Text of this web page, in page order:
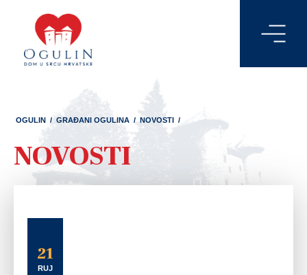
OGULIN / GRAĐANI OGULINA / NOVOSTI /
NOVOSTI
21
RUJ